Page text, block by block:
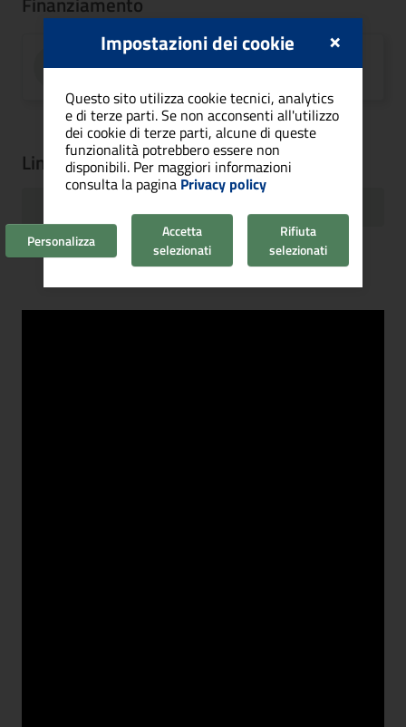
IMPORTO
1.393.958,44 €
Link utili
×
Impostazioni dei cookie
Questo sito utilizza cookie tecnici, analytics
e di terze parti. Se non acconsenti all'utilizzo
dei cookie di terze parti, alcune di queste
funzionalità potrebbero essere non
disponibili. Per maggiori informazioni
consulta la pagina Privacy policy
Personalizza
Accetta
selezionati
Rifiuta
selezionati